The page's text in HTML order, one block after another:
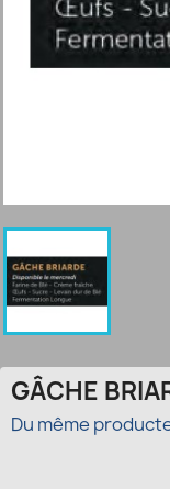
GÂCHE
Du même